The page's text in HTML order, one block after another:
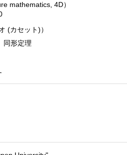
mathematics, 4D）
(カセット)）
同形定理